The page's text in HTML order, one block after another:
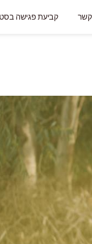
קשר קביעת פגישה